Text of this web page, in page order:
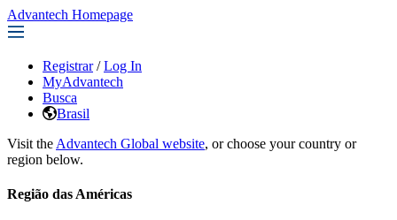
Advantech Homepage
Registrar / Log In
MyAdvantech
Busca
Brasil
Visit the Advantech Global website, or choose your country or
region below.
Região das Américas